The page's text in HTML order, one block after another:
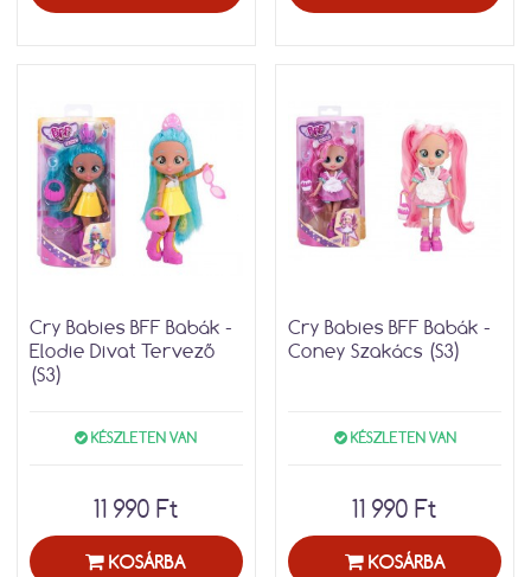
Cry Babies BFF Babák -
Elodie Divat Tervező
(S3)
KÉSZLETEN VAN
11 990 Ft
KOSÁRBA
Cry Babies BFF Babák -
Coney Szakács (S3)
KÉSZLETEN VAN
11 990 Ft
KOSÁRBA